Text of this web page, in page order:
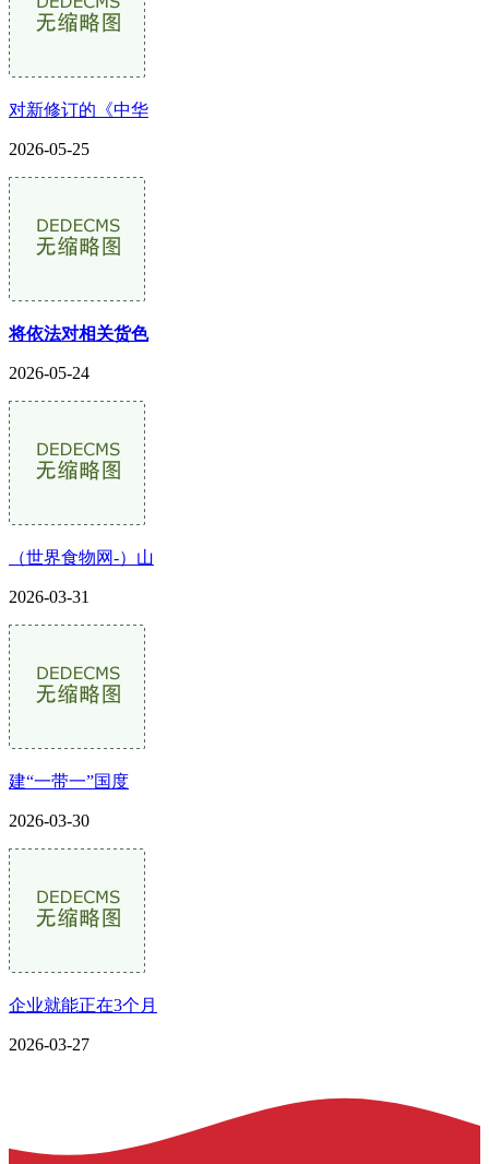
对新修订的《中华
2026-05-25
将依法对相关货色
2026-05-24
（世界食物网-）山
2026-03-31
建“一带一”国度
2026-03-30
企业就能正在3个月
2026-03-27